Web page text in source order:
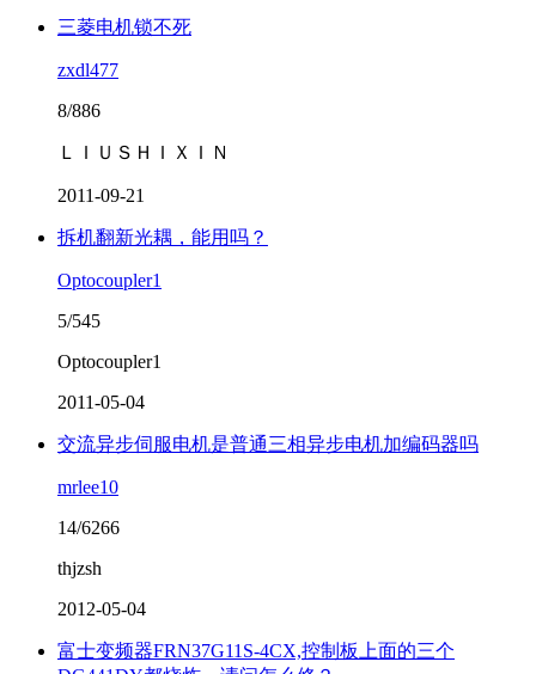
三菱电机锁不死
zxdl477
8/886
ＬＩＵＳＨＩＸＩＮ
2011-09-21
拆机翻新光耦，能用吗？
Optocoupler1
5/545
Optocoupler1
2011-05-04
交流异步伺服电机是普通三相异步电机加编码器吗
mrlee10
14/6266
thjzsh
2012-05-04
富士变频器FRN37G11S-4CX,控制板上面的三个